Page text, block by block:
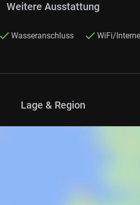
Weitere Ausstattung
Wasseranschluss WiFi/
Lage & Region